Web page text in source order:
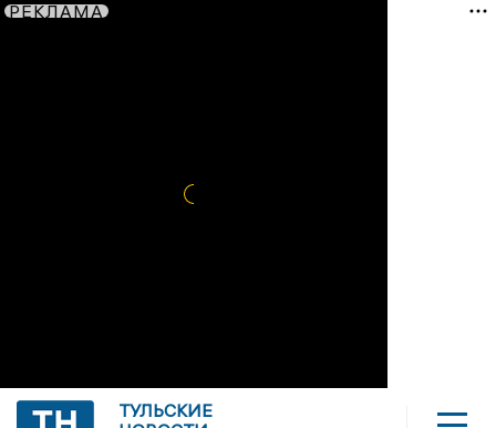
РЕКЛАМА
ТУЛЬСКИЕ